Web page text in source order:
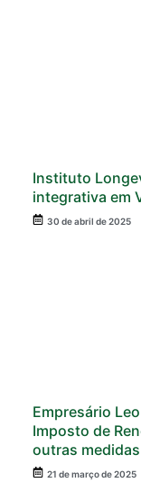
Instituto
integrativa em
30 de abril de 2025
Empresário
Imposto de
outras medidas
21 de março de 2025